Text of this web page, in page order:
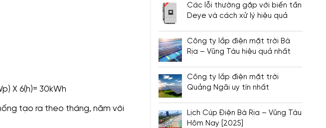
X 6(h)= 30kWh
tạo ra theo tháng, năm với
Các lỗi thường gặp với biến tần
Deye và cách xử lý hiệu quả
Công ty lắp điện mặt trời Bà
Rịa – Vũng Tàu hiệu quả nhất
Công ty lắp điện mặt trời
Quảng Ngãi uy tín nhất
Lịch Cúp Điện Bà Rịa – Vũng Tàu
Hôm Nay [2025]